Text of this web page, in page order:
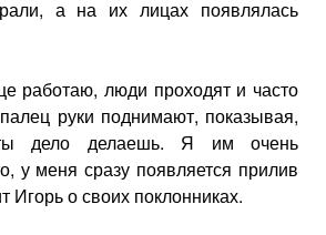
а на их лицах появлялась
работаю, люди проходят и часто
руки поднимают, показывая,
дело делаешь. Я им очень
у меня сразу появляется прилив
Игорь о своих поклонниках.